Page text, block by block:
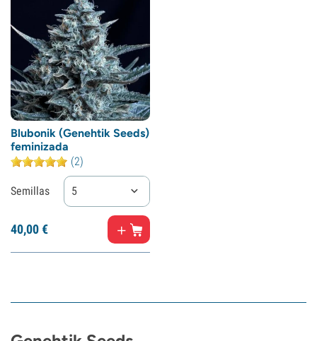
Blubonik (Genehtik Seeds)
feminizada
(2)
Semillas 5
40,00€